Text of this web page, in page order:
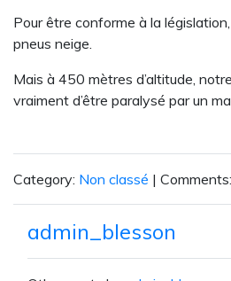
Pour être conforme à la
pneus neige.
Mais à 450 mètres d’altitude,
vraiment d’être paralysé par un
Category: Non classé |
admin_blesson